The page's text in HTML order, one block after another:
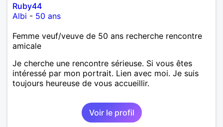
Ruby44
Albi - 50 ans
Femme veuf/veuve de 50 ans recherche rencontre
amicale
Je cherche une rencontre sérieuse. Si vous êtes
intéressé par mon portrait. Lien avec moi. Je suis
toujours heureuse de vous accueillir.
Voir le profil